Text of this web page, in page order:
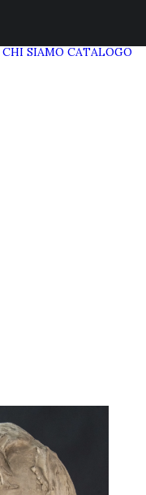
CHI SIAMO CATALOGO